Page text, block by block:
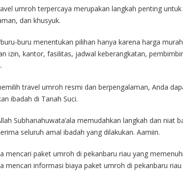
umroh terpercaya merupakan langkah penting
dan khusyuk.
buru menentukan pilihan hanya karena harga
izin, kantor, fasilitas, jadwal keberangkatan,
travel umroh resmi dan berpengalaman, Anda
ibadah di Tanah Suci.
Subhanahuwata’ala memudahkan langkah dan niat
seluruh amal ibadah yang dilakukan. Aamiin.
mencari paket umroh di pekanbaru riau yang
mencari informasi biaya paket umroh di pekanbaru